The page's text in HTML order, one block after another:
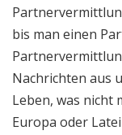
bis man einen
Nachrichten aus
Leben, was nicht
Europa oder